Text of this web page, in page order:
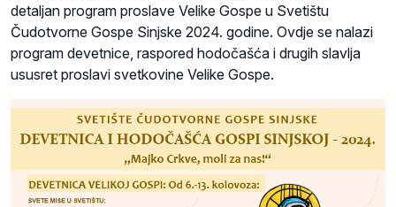
detaljan program proslave Velike Gospe u Svetištu
Čudotvorne Gospe Sinjske 2024. godine. Ovdje se nalazi
program devetnice, raspored hodočašća i drugih slavlja
ususret proslavi svetkovine Velike Gospe.